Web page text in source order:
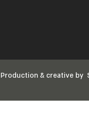
Production & creative by